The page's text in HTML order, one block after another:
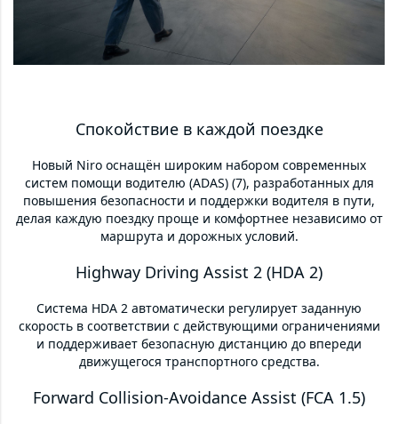
Спокойствие в каждой поездке
Новый Niro оснащён широким набором современных
систем помощи водителю (ADAS) (7), разработанных для
повышения безопасности и поддержки водителя в пути,
делая каждую поездку проще и комфортнее независимо от
маршрута и дорожных условий.
Highway Driving Assist 2 (HDA 2)
Система HDA 2 автоматически регулирует заданную
скорость в соответствии с действующими ограничениями
и поддерживает безопасную дистанцию до впереди
движущегося транспортного средства.
Forward Collision-Avoidance Assist (FCA 1.5)